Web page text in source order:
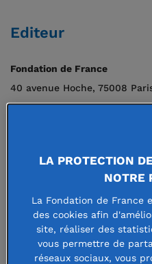
Editeur
Fondation de France
40 avenue Hoche, 75008
Téléphone : 01 44 21 31 00
Directeur de la publication
Mme Axelle Davezac,
Fondation de France
Hébergement
LA PROTECTION
NOTRE
La Fondation de France
des cookies afin
site, réaliser des
vous permettre de
réseaux sociaux, vous